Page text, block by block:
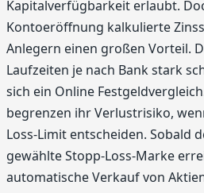
Kapitalverfügbarkeit erlaubt.
Kontoeröffnung kalkulierte
Anlegern einen großen Vorteil.
Laufzeiten je nach Bank stark
sich ein Online
begrenzen ihr Verlustrisiko,
Loss-Limit entscheiden. Sobald
gewählte Stopp-Loss-Marke
automatische Verkauf von